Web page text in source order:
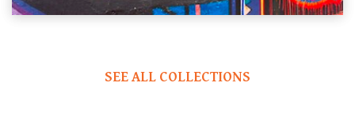
SEE ALL COLLECTIONS